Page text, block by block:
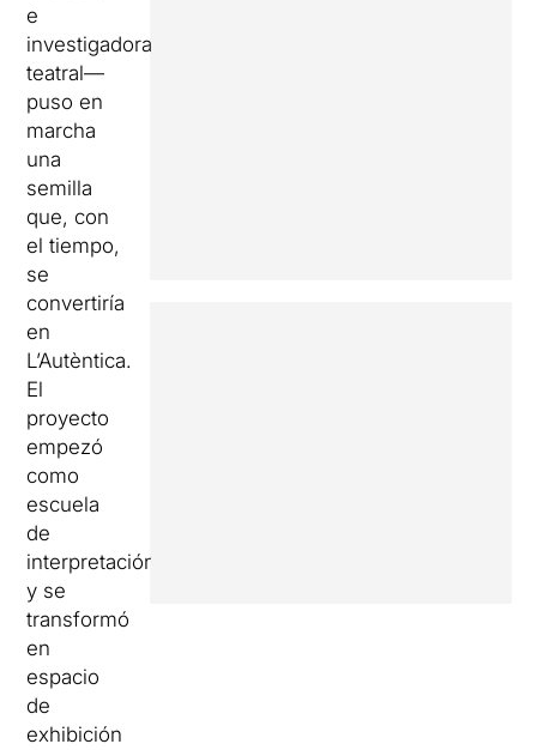
e
investigadora
teatral—
puso en
marcha
una
semilla
que, con
el tiempo,
se
convertiría
en
L’Autèntica.
El
proyecto
empezó
como
escuela
de
interpretación
y se
transformó
en
espacio
de
exhibición